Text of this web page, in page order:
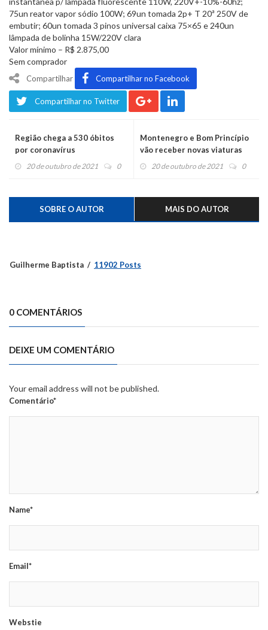
75un reator vapor sódio 100W; 69un tomada 2p+ T 20ª 250V de
embutir; 60un tomada 3 pinos universal caixa 75×65 e 240un
lâmpada de bolinha 15W/220V clara
Valor mínimo – R$ 2.875,00
Sem comprador
Compartilhar Compartilhar no Facebook
Compartilhar no Twitter
Região chega a 530 óbitos
por coronavírus
20 de outubro de 2021 0
Montenegro e Bom Princípio
vão receber novas viaturas
semiblindadas para a Brigada
20 de outubro de 2021 0
SOBRE O AUTOR MAIS DO AUTOR
Guilherme Baptista 11902 Posts
0 COMENTÁRIOS
DEIXE UM COMENTÁRIO
Your email address will not be published.
Comentário*
Name*
Email*
Webstie